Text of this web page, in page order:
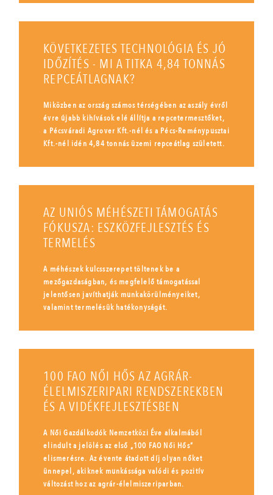
KÖVETKEZETES TECHNOLÓGIA ÉS JÓ
IDŐZÍTÉS - MI A TITKA 4,84 TONNÁS
REPCEÁTLAGNAK?
Miközben az ország számos térségében az aszály évről
évre újabb kihívások elé állítja a repcetermesztőket,
a Pécsváradi Agrover Kft.-nél és a Pécs-Reménypusztai
Kft.-nél idén 4,84 tonnás üzemi repceátlag született.
AZ UNIÓS MÉHÉSZETI TÁMOGATÁS
FÓKUSZA: ESZKÖZFEJLESZTÉS ÉS
TERMELÉS
A méhészek kulcsszerepet töltenek be a
mezőgazdaságban, és megfelelő támogatással
jelentősen javíthatják munkakörülményeiket,
valamint termelésük hatékonyságát.
100 FAO NŐI HŐS AZ AGRÁR-
ÉLELMISZERIPARI RENDSZEREKBEN
ÉS A VIDÉKFEJLESZTÉSBEN
A Női Gazdálkodók Nemzetközi Éve alkalmából
elindult a jelölés az első „100 FAO Női Hős”
elismerésre. Az évente átadott díj olyan nőket
ünnepel, akiknek munkássága valódi és pozitív
változást hoz az agrár-élelmiszeriparban.